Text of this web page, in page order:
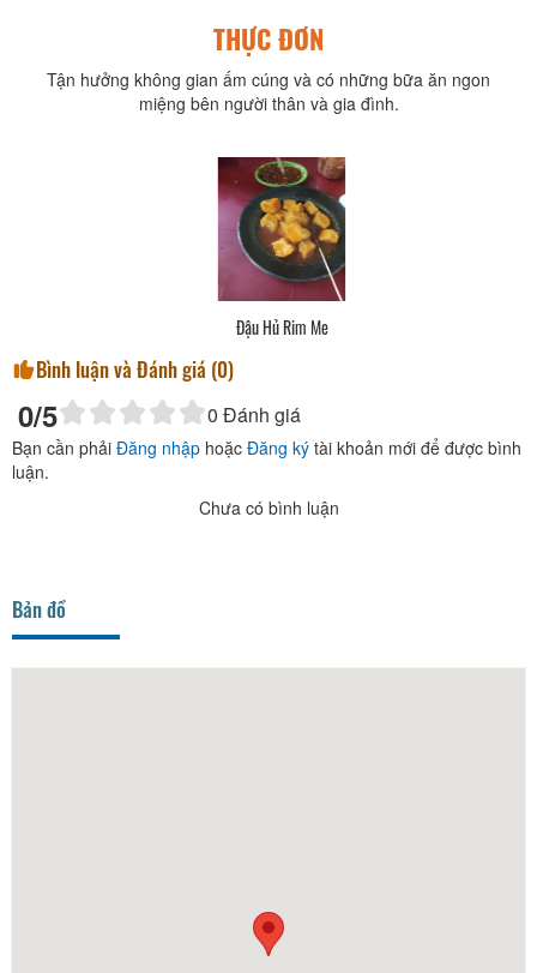
THỰC ĐƠN
Tận hưởng không gian ấm cúng và có những bữa ăn ngon
miệng bên người thân và gia đình.
Bắp Xào, Bánh Gạo Phô Mai
Bình luận và Đánh giá (0)
0/5 0 Đánh giá
Bạn cần phải Đăng nhập hoặc Đăng ký tài khoản mới để được bình
luận.
Chưa có bình luận
Bản đồ